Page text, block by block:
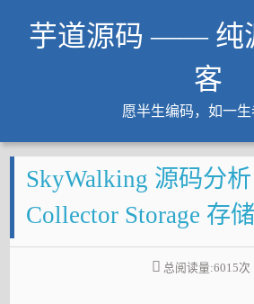
芋道源码 —— 纯
客
愿半生编码，如一生
文章
知识星球
Github
SkyWalking 源码分
Collector Storage 存
总阅读量:6015次